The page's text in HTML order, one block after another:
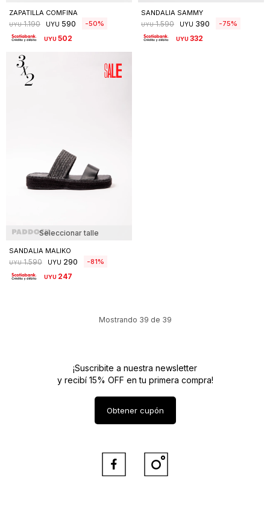
ZAPATILLA COMFINA
UYU 1.190 UYU 590 50
UYU502
SANDALIA SAMMY
UYU 1.590 UYU 390 75
UYU332
Seleccionar talle
SANDALIA MALIKO
UYU 1.590 UYU 290 81
UYU 247
Mostrando 39 de 39
¡Suscribite a nuestra newsletter
y recibí 15% OFF en tu primera compra!
Obtener cupón
 